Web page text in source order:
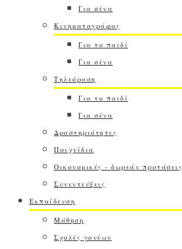
Για σένα
Κινηματογράφος
Για το παιδί
Για σένα
Τηλεόραση
Για το παιδί
Για σένα
Δραστηριότητες
Παιχνίδια
Οικονομικές - δωρεάν προτάσεις
Συνεντεύξεις
Εκπαίδευση
Μάθηση
Σχολές γονέων